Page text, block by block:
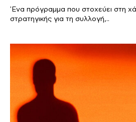
'Ενα πρόγραμμα που στοχεύει στη
στρατηγικής για τη συλλογή,..